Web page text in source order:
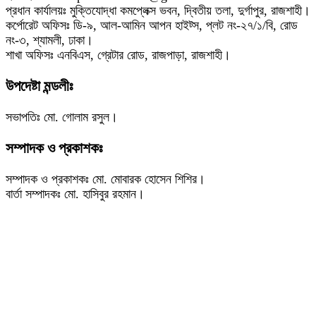
প্রধান কার্যালয়ঃ মুক্তিযোদ্ধা কমপ্লেক্স ভবন, দ্বিতীয় তলা, দুর্গাপুর, রাজশাহী।
কর্পোরেট অফিসঃ ডি-৯, আল-আমিন আপন হাইট্স, প্লট নং-২৭/১/বি, রোড
নং-৩, শ্যামলী, ঢাকা।
শাখা অফিসঃ এনবিএস, গ্রেটার রোড, রাজপাড়া, রাজশাহী।
উপদেষ্টা মন্ডলীঃ
সভাপতিঃ মো. গোলাম রসুল।
সম্পাদক ও প্রকাশকঃ
সম্পাদক ও প্রকাশকঃ মো. মোবারক হোসেন শিশির।
বার্তা সম্পাদকঃ মো. হাসিবুর রহমান।